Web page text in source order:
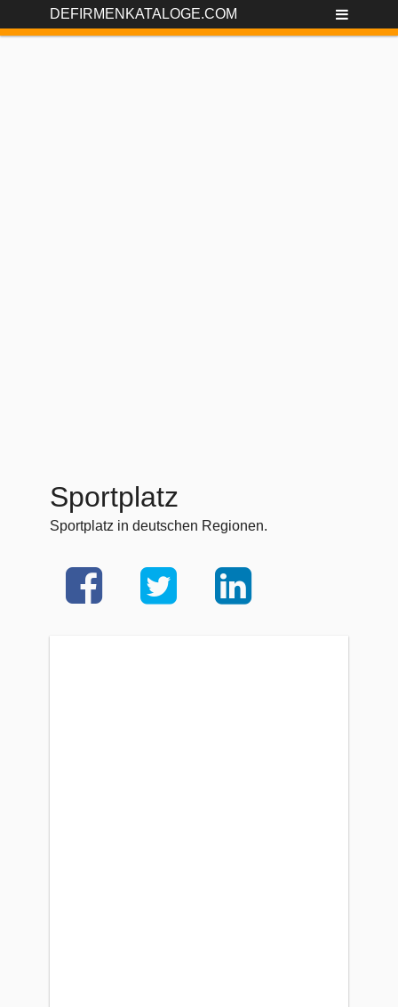
DEFIRMENKATALOGE.COM
Sportplatz
Sportplatz in deutschen Regionen.